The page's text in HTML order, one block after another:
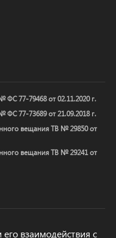
77-79468 от 02.11.2020 г.
77-73689 от 21.09.2018 г.
вещания ТВ № 29850 от
вещания ТВ № 29241 от
взаимодействия с